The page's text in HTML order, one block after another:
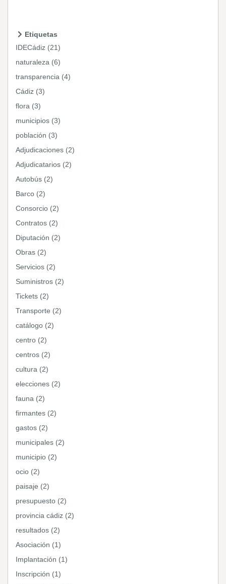
Etiquetas
IDECádiz (21)
naturaleza (6)
transparencia (4)
Cádiz (3)
flora (3)
municipios (3)
población (3)
Adjudicaciones (2)
Adjudicatarios (2)
Autobús (2)
Barco (2)
Consorcio (2)
Contratos (2)
Diputación (2)
Obras (2)
Servicios (2)
Suministros (2)
Tickets (2)
Transporte (2)
catálogo (2)
centro (2)
centros (2)
cultura (2)
elecciones (2)
fauna (2)
firmantes (2)
gastos (2)
municipales (2)
municipio (2)
ocio (2)
paisaje (2)
presupuesto (2)
provincia cádiz (2)
resultados (2)
Asociación (1)
Implantación (1)
Inscripción (1)